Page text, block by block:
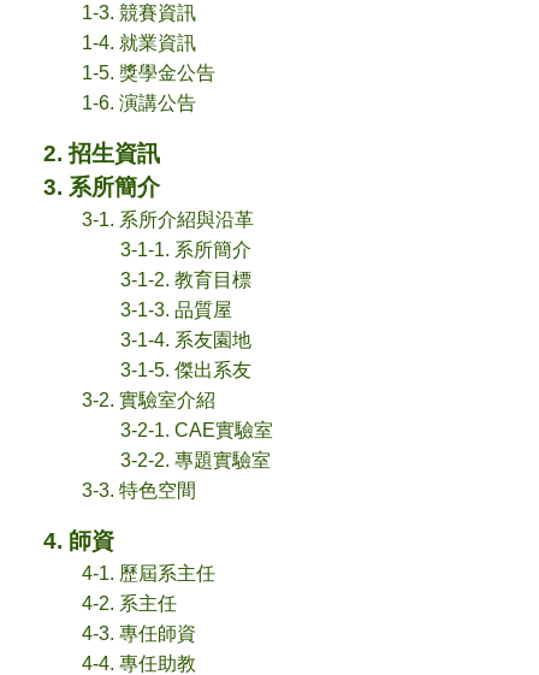
1-3. 競賽資訊
1-4. 就業資訊
1-5. 獎學金公告
1-6. 演講公告
2. 招生資訊
3. 系所簡介
3-1. 系所介紹與沿革
3-1-1. 系所簡介
3-1-2. 教育目標
3-1-3. 品質屋
3-1-4. 系友園地
3-1-5. 傑出系友
3-2. 實驗室介紹
3-2-1. CAE實驗室
3-2-2. 專題實驗室
3-3. 特色空間
4. 師資
4-1. 歷屆系主任
4-2. 系主任
4-3. 專任師資
4-4. 專任助教